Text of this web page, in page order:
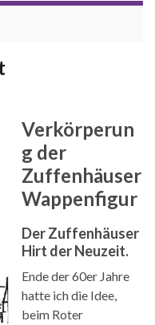
Verkörperun
g der
Zuffenhäuser
Wappenfigur
Der Zuffenhäuser
Hirt der Neuzeit.
Ende der 60er Jahre
hatte ich die Idee,
beim Roter